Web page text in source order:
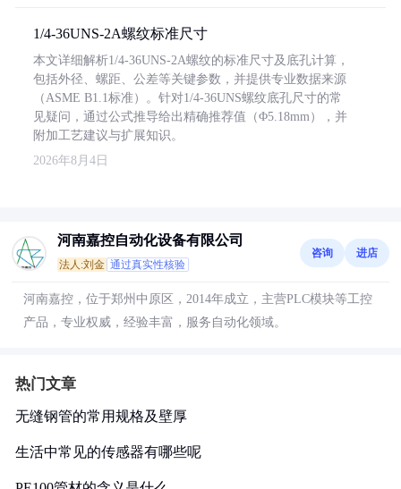
1/4-36UNS-2A螺纹标准尺寸
本文详细解析1/4-36UNS-2A螺纹的标准尺寸及底孔计算，
包括外径、螺距、公差等关键参数，并提供专业数据来源
（ASME B1.1标准）。针对1/4-36UNS螺纹底孔尺寸的常
见疑问，通过公式推导给出精确推荐值（Φ5.18mm），并
附加工艺建议与扩展知识。
2026年8月4日
河南嘉控自动化设备有限公司
法人:刘金 通过真实性核验
咨询 进店
河南嘉控，位于郑州中原区，2014年成立，主营PLC模块等工控
产品，专业权威，经验丰富，服务自动化领域。
热门文章
无缝钢管的常用规格及壁厚
生活中常见的传感器有哪些呢